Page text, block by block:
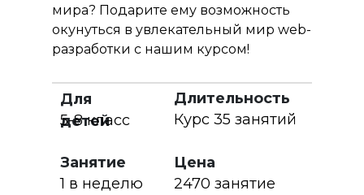
мира? Подарите ему возможность
окунуться в увлекательный мир web-
разработки с нашим курсом!
Для
детей
5-8 класс
Длительность
Курс 35 занятий
Занятие
1 в неделю
Цена
2470 занятие